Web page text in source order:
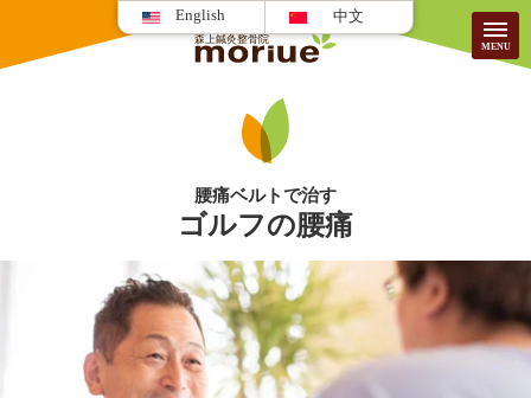
English 中文
HOME
院のご紹介 患者様の声
施術案内/料金
腰痛ベルトで治す
ゴルフの腰痛